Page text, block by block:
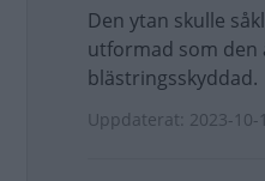
Den ytan skulle
utformad som den
blästringsskyddad.
Uppdaterat: 2023-10-